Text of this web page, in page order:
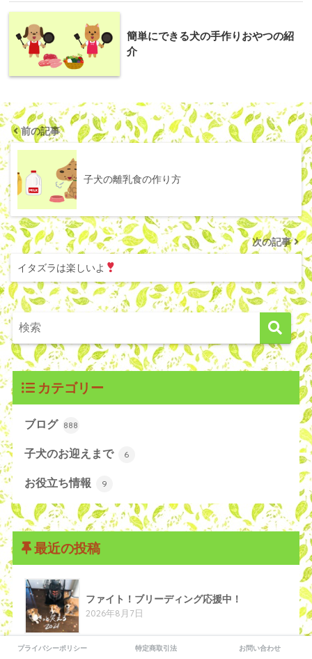
簡単にできる犬の手作りおやつの紹
介
前の記事
子犬の離乳食の作り方
次の記事
イタズラは楽しいよ
カテゴリー
ブログ 888
子犬のお迎えまで 6
お役立ち情報 9
最近の投稿
ファイト！ブリーディング応援中！
2026年8月7日
プライバシーポリシー 特定商取引法 お問い合わせ